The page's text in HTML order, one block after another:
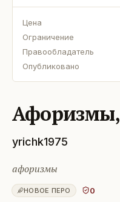
Цена
Ограничение
Правообладатель
Опубликовано
yrichk1975
афоризмы
НОВОЕ ПЕРО 0